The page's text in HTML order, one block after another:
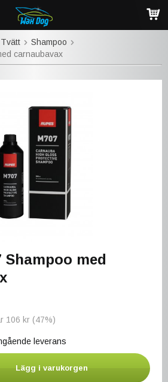
Tvätt
Shampoo
carnaubavax
Shampoo med
106 kr (47%)
leverans
Lägg i varukorgen